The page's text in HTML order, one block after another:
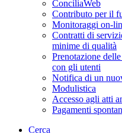
ConciliaWeb
Contributo per il
Monitoraggi on-
Contratti di
minime di qualità
Prenotazione
con gli utenti
Notifica di un
Modulistica
Accesso agli atti
Pagamenti
Cerca